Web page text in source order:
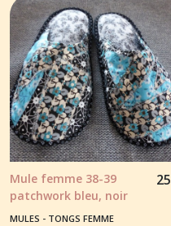
Mule femme 38-39
patchwork bleu, noir
25
MULES - TONGS FEMME